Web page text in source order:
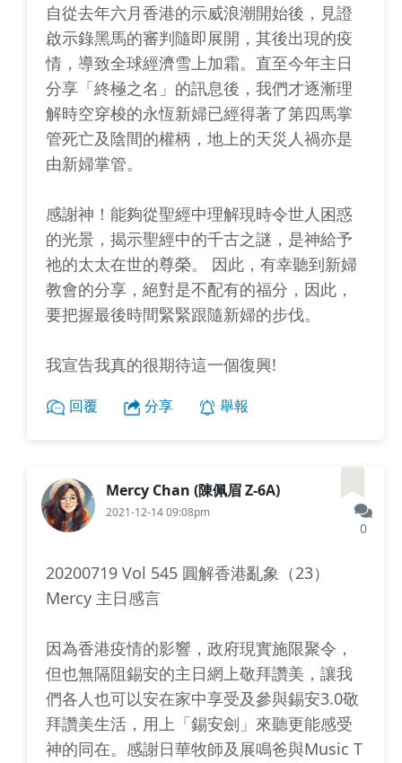
自從去年六月香港的示威浪潮開始後，見證
啟示錄黑馬的審判隨即展開，其後出現的疫
情，導致全球經濟雪上加霜。直至今年主日
分享「終極之名」的訊息後，我們才逐漸理
解時空穿梭的永恆新婦已經得著了第四馬掌
管死亡及陰間的權柄，地上的天災人禍亦是
由新婦掌管。
感謝神！能夠從聖經中理解現時令世人困惑
的光景，揭示聖經中的千古之謎，是神給予
祂的太太在世的尊榮。 因此，有幸聽到新婦
教會的分享，絕對是不配有的福分，因此，
要把握最後時間緊緊跟隨新婦的步伐。
我宣告我真的很期待這一個復興!
回覆 分享 舉報
Mercy Chan (陳佩眉 Z-6A)
2021-12-14 09:08pm
0
20200719 Vol 545 圓解香港亂象（23）
Mercy 主日感言
因為香港疫情的影響，政府現實施限聚令，
但也無隔阻錫安的主日網上敬拜讚美，讓我
們各人也可以安在家中享受及參與錫安3.0敬
拜讚美生活，用上「錫安劍」來聽更能感受
神的同在。感謝日華牧師及展鳴爸與Music T